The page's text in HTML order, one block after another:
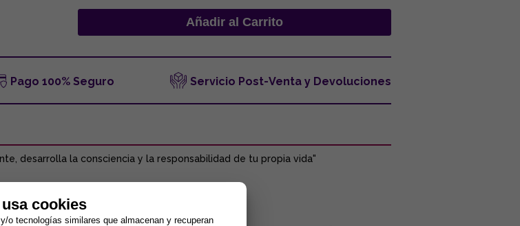
Pago 100% Seguro Servicio Post-Venta y Devoluciones
desarrolla la consciencia y la responsabilidad de tu propia vida"
cookies
o tecnologías similares que almacenan y recuperan